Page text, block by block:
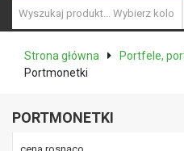
Strona główna
Portfele,
Portmonetki
PORTMONETKI